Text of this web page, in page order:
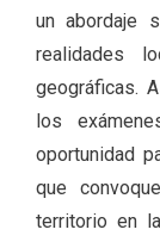
un abordaje
realidades
geográficas.
los
oportunidad
que
territorio en